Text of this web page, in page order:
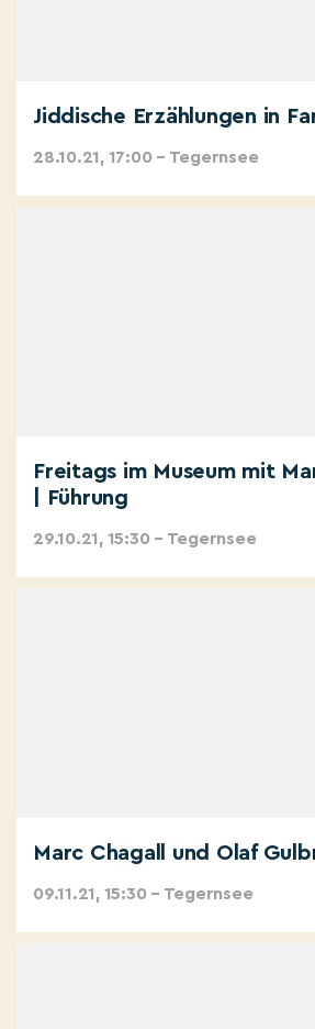
Jiddische Erzählungen in
28.10.21, 17:00 – Tegernsee
Freitags im Museum mit
| Führung
29.10.21, 15:30 – Tegernsee
Marc Chagall und Olaf
09.11.21, 15:30 – Tegernsee